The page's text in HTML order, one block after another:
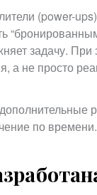
(power-
задачу.
а не просто
по